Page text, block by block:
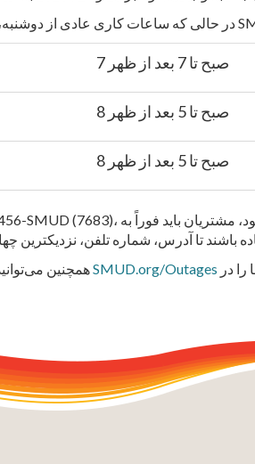
7 صبح تا 7 بعد از ظهر
8 صبح تا 5 بعد از ظهر
8 صبح تا 5 بعد از ظهر
SMUD.org/Outages